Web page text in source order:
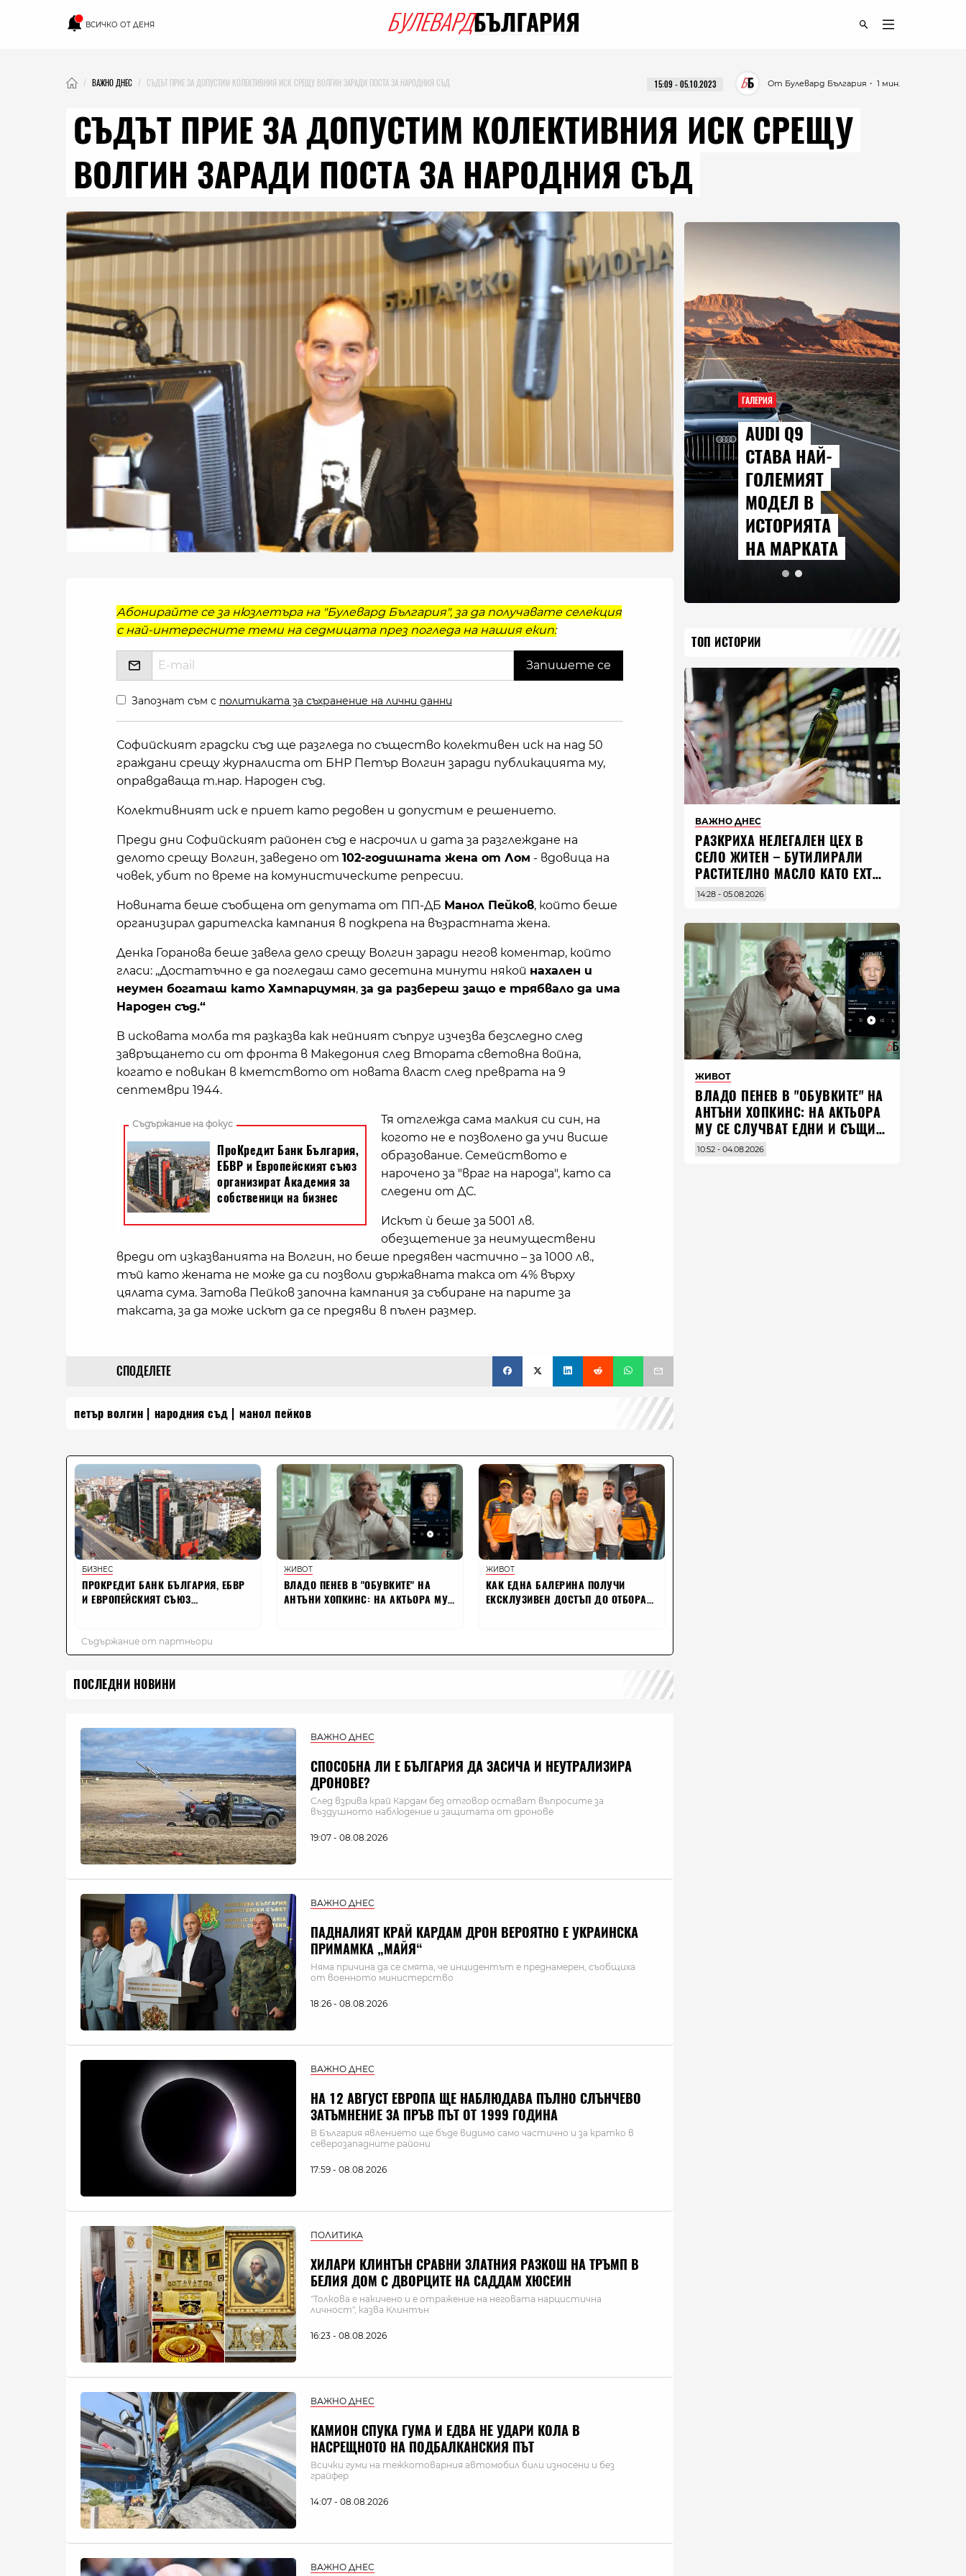
ВСИЧКО ОТ ДЕНЯ
ВАЖНО ДНЕС СЪДЪТ ПРИЕ ЗА ДОПУСТИМ КОЛЕКТИВНИЯ ИСК СРЕЩУ ВОЛГИН ЗАРАДИ ПОСТА ЗА НАРОДНИЯ СЪД ・ 1 мин.
От Булевард България
15:09 - 05.10.2023
СЪДЪТ ПРИЕ ЗА ДОПУСТИМ КОЛЕКТИВНИЯ ИСК СРЕЩУ
ВОЛГИН ЗАРАДИ ПОСТА ЗА НАРОДНИЯ СЪД
Абонирайте се за нюзлетъра на "Булевард България", за да получавате селекция
с най-интересните теми на седмицата през погледа на нашия екип:
Запознат съм с политиката за съхранение на лични данни
Софийският градски съд ще разгледа по същество колективен иск на над 50
граждани срещу журналиста от БНР Петър Волгин заради публикацията му,
оправдаваща т.нар. Народен съд.
Колективният иск е приет като редовен и допустим е решението.
Преди дни Софийският районен съд е насрочил и дата за разглеждане на
делото срещу Волгин, заведено от 102-годишната жена от Лом - вдовица на
човек, убит по време на комунистическите репресии.
Новината беше съобщена от депутата от ПП-ДБ Манол Пейков, който беше
организирал дарителска кампания в подкрепа на възрастната жена.
Денка Горанова беше завела дело срещу Волгин заради негов коментар, който
гласи: „Достатъчно е да погледаш само десетина минути някой нахален и
неумен богаташ като Хампарцумян, за да разбереш защо е трябвало да има
Народен съд.“
В исковата молба тя разказва как нейният съпруг изчезва безследно след
завръщането си от фронта в Македония след Втората световна война,
когато е повикан в кметството от новата власт след преврата на 9
септември 1944.
Тя отглежда сама малкия си син, на
когото не е позволено да учи висше
образование. Семейството е
нарочено за "враг на народа", като са
следени от ДС.
Искът ѝ беше за 5001 лв.
обезщетение за неимуществени
вреди от изказванията на Волгин, но беше предявен частично – за 1000 лв.,
тъй като жената не може да си позволи държавната такса от 4% върху
цялата сума. Затова Пейков започна кампания за събиране на парите за
таксата, за да може искът да се предяви в пълен размер.
СПОДЕЛЕТЕ
петър волгин народния съд манол пейков
ПОСЛЕДНИ НОВИНИ
ВАЖНО ДНЕС
СПОСОБНА ЛИ Е БЪЛГАРИЯ ДА ЗАСИЧА И НЕУТРАЛИЗИРА
ДРОНОВЕ?
След взрива край Кардам без отговор остават въпросите за
въздушното наблюдение и защитата от дронове
19:07 - 08.08.2026
ВАЖНО ДНЕС
ПАДНАЛИЯТ КРАЙ КАРДАМ ДРОН ВЕРОЯТНО Е УКРАИНСКА
ПРИМАМКА „МАЙЯ“
Няма причина да се смята, че инцидентът е преднамерен, съобщиха
от военното министерство
18:26 - 08.08.2026
ВАЖНО ДНЕС
НА 12 АВГУСТ ЕВРОПА ЩЕ НАБЛЮДАВА ПЪЛНО СЛЪНЧЕВО
ЗАТЪМНЕНИЕ ЗА ПРЪВ ПЪТ ОТ 1999 ГОДИНА
В България явлението ще бъде видимо само частично и за кратко в
северозападните райони
17:59 - 08.08.2026
ПОЛИТИКА
ХИЛАРИ КЛИНТЪН СРАВНИ ЗЛАТНИЯ РАЗКОШ НА ТРЪМП В
БЕЛИЯ ДОМ С ДВОРЦИТЕ НА САДДАМ ХЮСЕИН
"Толкова е накичено и е отражение на неговата нарцистична
личност", казва Клинтън
16:23 - 08.08.2026
ВАЖНО ДНЕС
КАМИОН СПУКА ГУМА И ЕДВА НЕ УДАРИ КОЛА В
НАСРЕЩНОТО НА ПОДБАЛКАНСКИЯ ПЪТ
Всички гуми на тежкотоварния автомобил били износени и без
грайфер
14:07 - 08.08.2026
ВАЖНО ДНЕС
ГАЛЕРИЯ
AUDI Q9
СТАВА НАЙ-
ГОЛЕМИЯТ
МОДЕЛ В
ИСТОРИЯТА
НА МАРКАТА
ТОП ИСТОРИИ
ВАЖНО ДНЕС
РАЗКРИХА НЕЛЕГАЛЕН ЦЕХ В
СЕЛО ЖИТЕН – БУТИЛИРАЛИ
РАСТИТЕЛНО МАСЛО КАТО EXTRA
VIRGIN ЗЕХТИН
14:28 - 05.08.2026
ЖИВОТ
ВЛАДO ПЕНЕВ В "ОБУВКИТЕ" НА
АНТЪНИ ХОПКИНС: НА АКТЬОРА
МУ СЕ СЛУЧВАТ ЕДНИ И СЪЩИ
НЕЩА ПО ЦЕЛИЯ СВЯТ
10:52 - 04.08.2026